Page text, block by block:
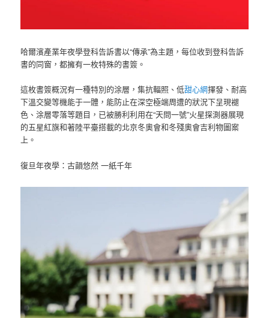
哈爾濱產業年夜學登科告訴書以“傳承”為主題，每位收到登科告訴
書的同窗，都擁有一枚特殊的書簽。
這枚書簽概況有一種特別的涂層，集抗輻照、低甜心網揮發、耐高
下溫交變等機能于一體，能防止在深空極端周遭的狀況下呈現褪
色、涂層零落等題目，已被勝利利用在“天問一號”火星探測器展現
的五星紅旗和著陸平臺搭載的北京冬奧會和冬殘奧會吉利物圖案
上。
復旦年夜學：古韻悠然 一紙千年